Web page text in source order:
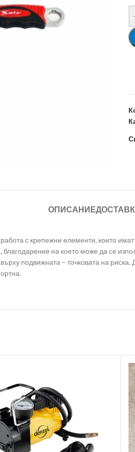
-
ОПИСАНИЕ
с крепежни елементи, които
на което може да се
подвижната – точковата на